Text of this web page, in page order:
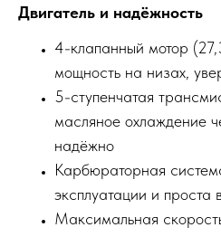
Двигатель и надёжность
4-клапанный мотор
мощность на низах,
5-ступенчатая
масляное охлаждение
надёжно
Карбюраторная
эксплуатации и проста
Максимальная